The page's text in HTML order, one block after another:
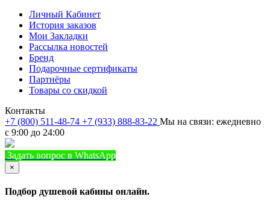
Личный Кабинет
История заказов
Мои Закладки
Рассылка новостей
Бренд
Подарочные сертификаты
Партнёры
Товары со скидкой
Контакты
+7 (800) 511-48-74 +7 (933) 888-83-22 Мы на связи: ежедневно
с 9:00 до 24:00
Задать вопрос в WhatsApp
×
Подбор душевой кабины онлайн.